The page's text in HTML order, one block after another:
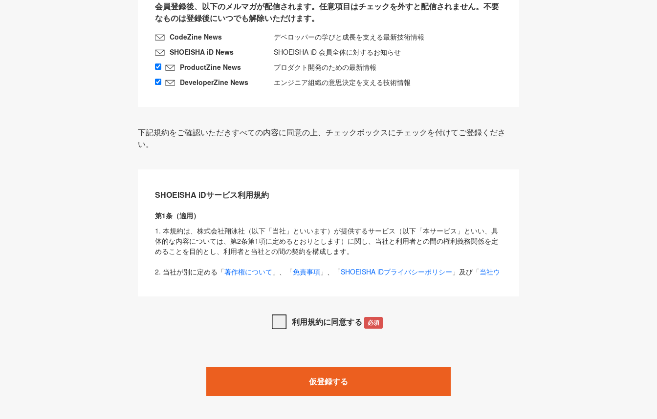
会員登録後、以下のメルマガが配信されます。任意項目はチェックを外すと配信されません。不要
なものは登録後にいつでも解除いただけます。
CodeZine News
デベロッパーの学びと成長を支える最新技術情報
SHOEISHA iD News
SHOEISHA iD 会員全体に対するお知らせ
ProductZine News
プロダクト開発のための最新情報
DeveloperZine News
エンジニア組織の意思決定を支える技術情報
下記規約をご確認いただきすべての内容に同意の上、チェックボックスにチェックを付けてご登録くださ
い。
SHOEISHA iDサービス利用規約
第1条（適用）
1. 本規約は、株式会社翔泳社（以下「当社」といいます）が提供するサービス（以下「本サービス」といい、具
体的な内容については、第2条第1項に定めるとおりとします）に関し、当社と利用者との間の権利義務関係を定
めることを目的とし、利用者と当社との間の契約を構成します。
2. 当社が別に定める「著作権について 」、「免責事項 」、「SHOEISHA iDプライバシーポリシー 」及び「当社ウ
は、本規約の規定が優先して適用されるものとします。
1. 「本サービス」とは、当社が提供する以下のサービス（名称や内容が変更された場合、変更後のサービスを含
みます）及びこれらサービスに関連して当社が実施するイベントやキャンペーンをいいます。
「SEBook」「SEShop」「CodeZine」「MarkeZine」「EnterpriseZine」「ECzine」「Biz/Zine」「HRzine」
利用規約に同意する 必須
仮登録する